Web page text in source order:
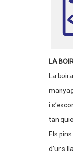
LA
La
i
tan
Els
d’uns